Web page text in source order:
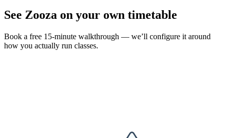
See Zooza on your own timetable
Book a free 15-minute walkthrough — we’ll configure it around
how you actually run classes.